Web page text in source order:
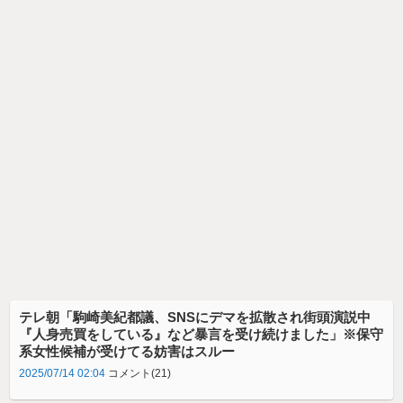
テレ朝「駒崎美紀都議、SNSにデマを拡散され街頭演説中
『人身売買をしている』など暴言を受け続けました」※保守
系女性候補が受けてる妨害はスルー
2025/07/14 02:04 コメント(21)